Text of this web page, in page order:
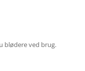
blødere ved brug.